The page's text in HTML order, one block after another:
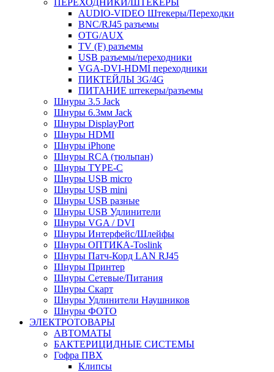
ПЕРЕХОДНИКИ/ШТЕКЕРЫ
AUDIO-VIDEO Штекеры/Переходки
BNC/RJ45 разъемы
OTG/AUX
TV (F) разъемы
USB разъемы/переходники
VGA-DVI-HDMI переходники
ПИКТЕЙЛЫ 3G/4G
ПИТАНИЕ штекеры/разъемы
Шнуры 3.5 Jack
Шнуры 6.3мм Jack
Шнуры DisplayPort
Шнуры HDMI
Шнуры iPhone
Шнуры RCA (тюльпан)
Шнуры TYPE-C
Шнуры USB micro
Шнуры USB mini
Шнуры USB разные
Шнуры USB Удлинители
Шнуры VGA / DVI
Шнуры Интерфейс/Шлейфы
Шнуры ОПТИКА-Toslink
Шнуры Патч-Корд LAN RJ45
Шнуры Принтер
Шнуры Сетевые/Питания
Шнуры Скарт
Шнуры Удлинители Наушников
Шнуры ФОТО
ЭЛЕКТРОТОВАРЫ
АВТОМАТЫ
БАКТЕРИЦИДНЫЕ СИСТЕМЫ
Гофра ПВХ
Клипсы